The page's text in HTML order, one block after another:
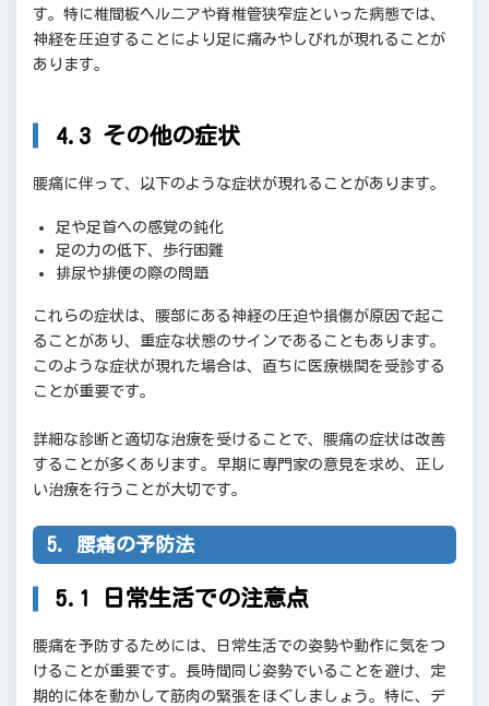
す。特に椎間板ヘルニアや脊椎管狭窄症といった病態では、
神経を圧迫することにより足に痛みやしびれが現れることが
あります。
4.3 その他の症状
腰痛に伴って、以下のような症状が現れることがあります。
足や足首への感覚の鈍化
足の力の低下、歩行困難
排尿や排便の際の問題
これらの症状は、腰部にある神経の圧迫や損傷が原因で起こ
ることがあり、重症な状態のサインであることもあります。
このような症状が現れた場合は、直ちに医療機関を受診する
ことが重要です。
詳細な診断と適切な治療を受けることで、腰痛の症状は改善
することが多くあります。早期に専門家の意見を求め、正し
い治療を行うことが大切です。
5. 腰痛の予防法
5.1 日常生活での注意点
腰痛を予防するためには、日常生活での姿勢や動作に気をつ
けることが重要です。長時間同じ姿勢でいることを避け、定
期的に体を動かして筋肉の緊張をほぐしましょう。特に、デ